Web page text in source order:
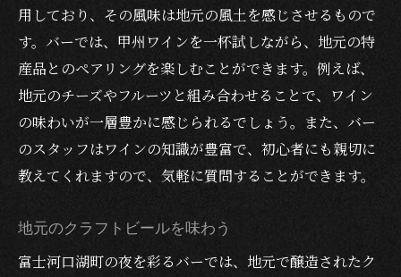
用しており、その風味は地元の風土を感じさせるもので
す。バーでは、甲州ワインを一杯試しながら、地元の特
産品とのペアリングを楽しむことができます。例えば、
地元のチーズやフルーツと組み合わせることで、ワイン
の味わいが一層豊かに感じられるでしょう。また、バー
のスタッフはワインの知識が豊富で、初心者にも親切に
教えてくれますので、気軽に質問することができます。
地元のクラフトビールを味わう
富士河口湖町の夜を彩るバーでは、地元で醸造されたク